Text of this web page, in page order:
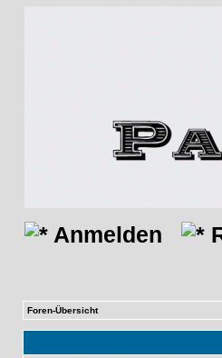
Anmelden
Foren-Übersicht